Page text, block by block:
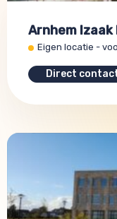
Arnhem
Eigen locatie -
Direct